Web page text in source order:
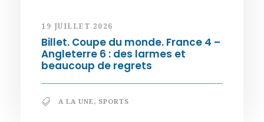
19 JUILLET 2026
Billet. Coupe du monde. France 4 –
Angleterre 6 : des larmes et
beaucoup de regrets
A LA UNE, SPORTS